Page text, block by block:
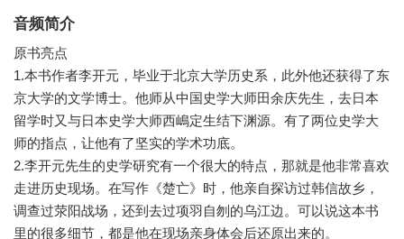
音频简介
原书亮点
1.本书作者李开元，毕业于北京大学历史系，此外他还获得了东
京大学的文学博士。他师从中国史学大师田余庆先生，去日本
留学时又与日本史学大师西嶋定生结下渊源。有了两位史学大
师的指点，让他有了坚实的学术功底。
2.李开元先生的史学研究有一个很大的特点，那就是他非常喜欢
走进历史现场。在写作《楚亡》时，他亲自探访过韩信故乡，
调查过荥阳战场，还到去过项羽自刎的乌江边。可以说这本书